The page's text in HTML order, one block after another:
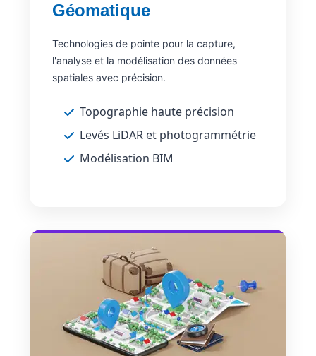
Géomatique
Technologies de pointe pour la capture,
l'analyse et la modélisation des données
spatiales avec précision.
Topographie haute précision
Levés LiDAR et photogrammétrie
Modélisation BIM